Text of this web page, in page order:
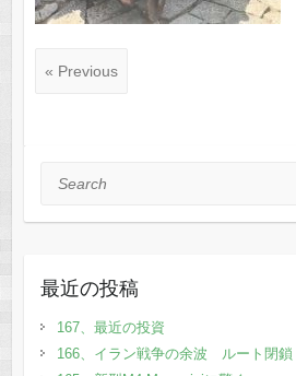
« Previous
Search
最近の投稿
167、最近の投資
166、イラン戦争の余波 ルート閉鎖